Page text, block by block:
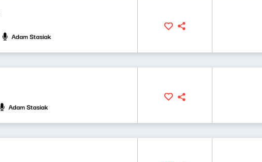
Adam Stasiak
Adam Stasiak